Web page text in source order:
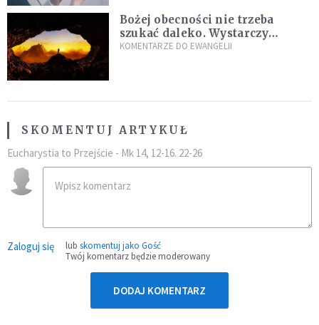
Bożej obecności nie trzeba
szukać daleko. Wystarczy
nauczyć się słuchać
KOMENTARZE DO EWANGELII
SKOMENTUJ ARTYKUŁ
Eucharystia to Przejście - Mk 14, 12-16. 22-26
Zaloguj się lub skomentuj jako Gość
Twój komentarz będzie moderowany
DODAJ KOMENTARZ